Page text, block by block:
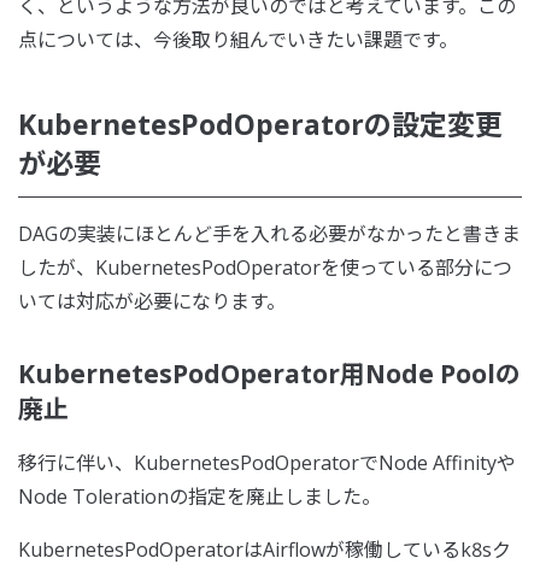
く、というような方法が良いのではと考えています。この
点については、今後取り組んでいきたい課題です。
KubernetesPodOperatorの設定変更
が必要
DAGの実装にほとんど手を入れる必要がなかったと書きま
したが、KubernetesPodOperatorを使っている部分につ
いては対応が必要になります。
KubernetesPodOperator用Node Poolの
廃止
移行に伴い、KubernetesPodOperatorでNode Affinityや
Node Tolerationの指定を廃止しました。
KubernetesPodOperatorはAirflowが稼働しているk8sク